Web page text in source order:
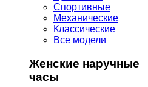
Спортивные
Механические
Классические
Все модели
Женские наручные
часы